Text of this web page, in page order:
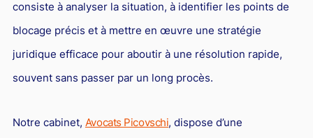
consiste à analyser la situation, à identifier les points de
blocage précis et à mettre en œuvre une stratégie
juridique efficace pour aboutir à une résolution rapide,
souvent sans passer par un long procès.
Notre cabinet, Avocats Picovschi, dispose d’une